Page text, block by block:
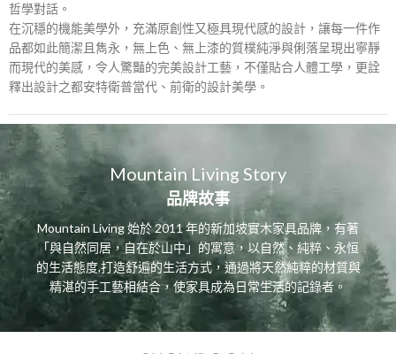
哲學對話。
在沉穩的機能美學外，充滿原創性又極具現代感的設計，讓每一件作
品都如此簡潔且雋永，無上色、無上漆的質樸純淨與俐落呈現出寧靜
而現代的美感，令人驚豔的完美設計工藝，不僅貼合人體工學，更詮
釋出設計之都安特衛普當代、前衛的設計美學。
Mountain Living Story
品牌故事
Mountain Living 始於 2011 年的新加坡實木家具品牌，有著
「與自然同居，自在於山中」的寓意，以自然、純粹、永恒
的生活態度,打造舒遍的生活方式，通過將天然純粹的材質與
精湛的手工藝相結合，使家具成為日常生活的記錄者。